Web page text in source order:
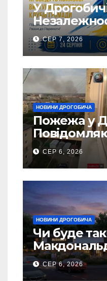
У
клубів
СЕР 7, 2026
НОВИНИ ДРОГОБИЧА
Пожежа у
5 гаражів
СЕР 6, 2026
НОВИНИ ДРОГОБИЧА
Чи буде
СЕР 6, 2026